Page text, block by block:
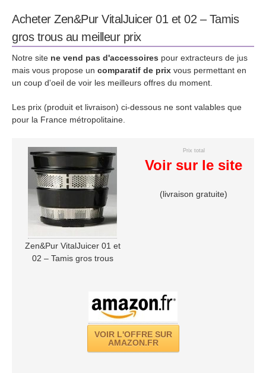
Acheter Zen&Pur VitalJuicer 01 et 02 – Tamis
gros trous au meilleur prix
Notre site ne vend pas d'accessoires pour extracteurs de jus
mais vous propose un comparatif de prix vous permettant en
un coup d'oeil de voir les meilleurs offres du moment.
Les prix (produit et livraison) ci-dessous ne sont valables que
pour la France métropolitaine.
Zen&Pur VitalJuicer 01 et
02 – Tamis gros trous
Prix total
Voir sur le site
(livraison gratuite)
VOIR L'OFFRE SUR
AMAZON.FR